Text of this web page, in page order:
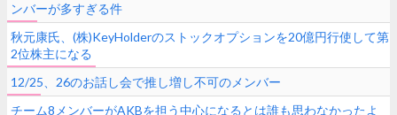
ンバーが多すぎる件
秋元康氏、(株)KeyHolderのストックオプションを20億円行使して第
2位株主になる
12/25、26のお話し会で推し増し不可のメンバー
チーム8メンバーがAKBを担う中心になるとは誰も思わなかったよ